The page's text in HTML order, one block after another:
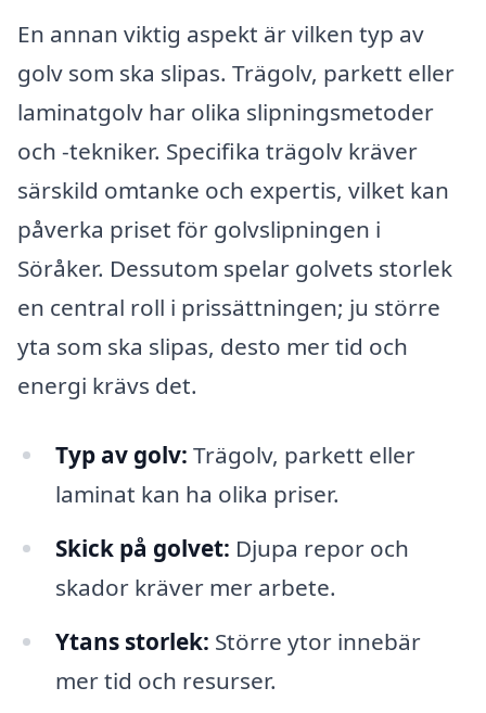
En annan viktig aspekt är vilken typ av
golv som ska slipas. Trägolv, parkett eller
laminatgolv har olika slipningsmetoder
och -tekniker. Specifika trägolv kräver
särskild omtanke och expertis, vilket kan
påverka priset för golvslipningen i
Söråker. Dessutom spelar golvets storlek
en central roll i prissättningen; ju större
yta som ska slipas, desto mer tid och
energi krävs det.
Typ av golv: Trägolv, parkett eller
laminat kan ha olika priser.
Skick på golvet: Djupa repor och
skador kräver mer arbete.
Ytans storlek: Större ytor innebär
mer tid och resurser.